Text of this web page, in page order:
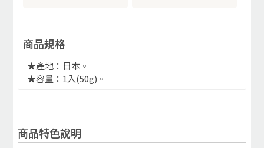
商品規格
★產地：日本。
★容量：1入(50g)。
商品特色說明